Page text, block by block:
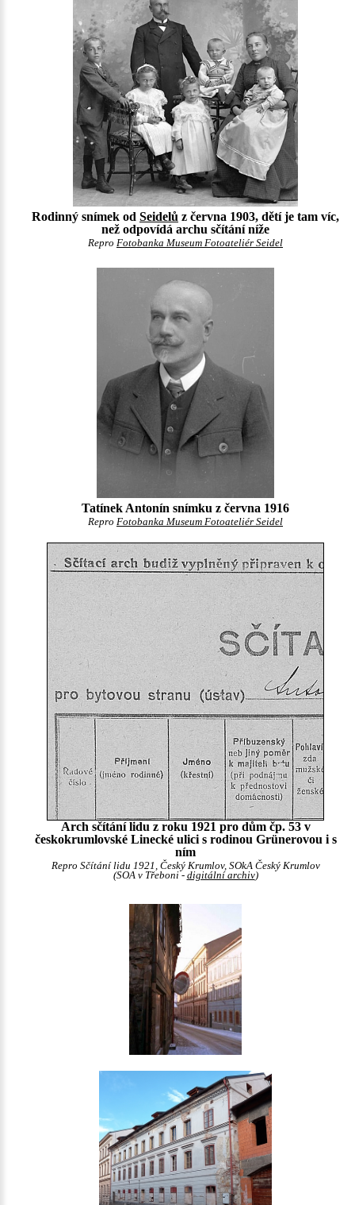
Rodinný snímek od Seidelů z června 1903, dětí je tam víc,
než odpovídá archu sčítání níže
Repro Fotobanka Museum Fotoateliér Seidel
Tatínek Antonín snímku z června 1916
Repro Fotobanka Museum Fotoateliér Seidel
Arch sčítání lidu z roku 1921 pro dům čp. 53 v
českokrumlovské Linecké ulici s rodinou Grünerovou i s
ním
Repro Sčítání lidu 1921, Český Krumlov, SOkA Český Krumlov
(SOA v Třeboni - digitální archiv)